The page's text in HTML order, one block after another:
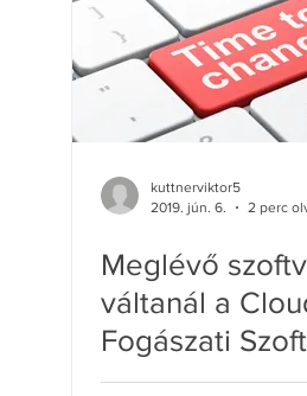
kuttnerviktor5
2019. jún. 6.
2 perc
Meglévő
váltanál a
Fogászati